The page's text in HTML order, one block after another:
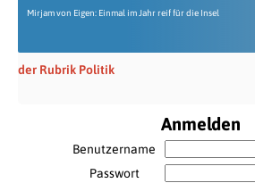
Mirjam von Eigen: Einmal im Jahr reif für die Insel
der Rubrik Politik
Anmelden
Benutzername
Passwort